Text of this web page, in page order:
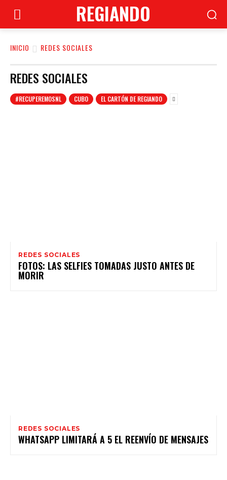
REGIANDO
INICIO REDES SOCIALES
REDES SOCIALES
#RECUPEREMOSNL CUBO EL CARTÓN DE REGIANDO
REDES SOCIALES
FOTOS: LAS SELFIES TOMADAS JUSTO ANTES DE
MORIR
REDES SOCIALES
WHATSAPP LIMITARÁ A 5 EL REENVÍO DE MENSAJES